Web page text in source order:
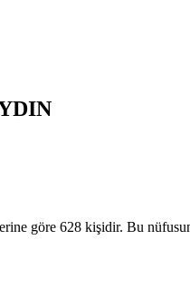
göre 628 kişidir. Bu